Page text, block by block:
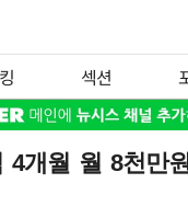
섹션
4개월 월 8천만